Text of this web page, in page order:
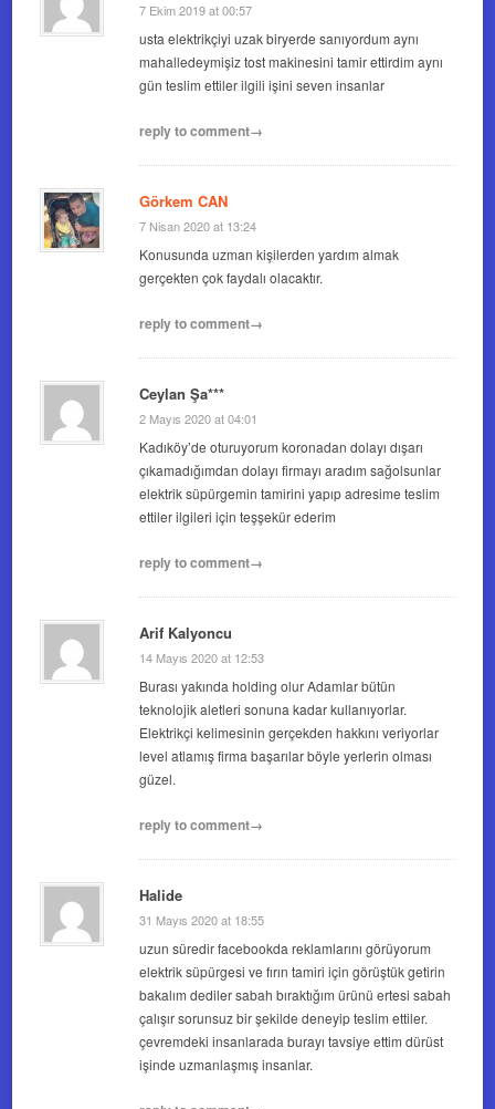
7 Ekim 2019 at 00:57
usta elektrikçiyi uzak biryerde sanıyordum aynı
mahalledeymişiz tost makinesini tamir ettirdim aynı
gün teslim ettiler ilgili işini seven insanlar
reply to comment→
Görkem CAN
7 Nisan 2020 at 13:24
Konusunda uzman kişilerden yardım almak
gerçekten çok faydalı olacaktır.
reply to comment→
Ceylan Şa***
2 Mayıs 2020 at 04:01
Kadıköy’de oturuyorum koronadan dolayı dışarı
çıkamadığımdan dolayı firmayı aradım sağolsunlar
elektrik süpürgemin tamirini yapıp adresime teslim
ettiler ilgileri için teşşekür ederim
reply to comment→
Arif Kalyoncu
14 Mayıs 2020 at 12:53
Burası yakında holding olur Adamlar bütün
teknolojik aletleri sonuna kadar kullanıyorlar.
Elektrikçi kelimesinin gerçekden hakkını veriyorlar
level atlamış firma başarılar böyle yerlerin olması
güzel.
reply to comment→
Halide
31 Mayıs 2020 at 18:55
uzun süredir facebookda reklamlarını görüyorum
elektrik süpürgesi ve fırın tamiri için görüştük getirin
bakalım dediler sabah bıraktığım ürünü ertesi sabah
çalışır sorunsuz bir şekilde deneyip teslim ettiler.
çevremdeki insanlarada burayı tavsiye ettim dürüst
işinde uzmanlaşmış insanlar.